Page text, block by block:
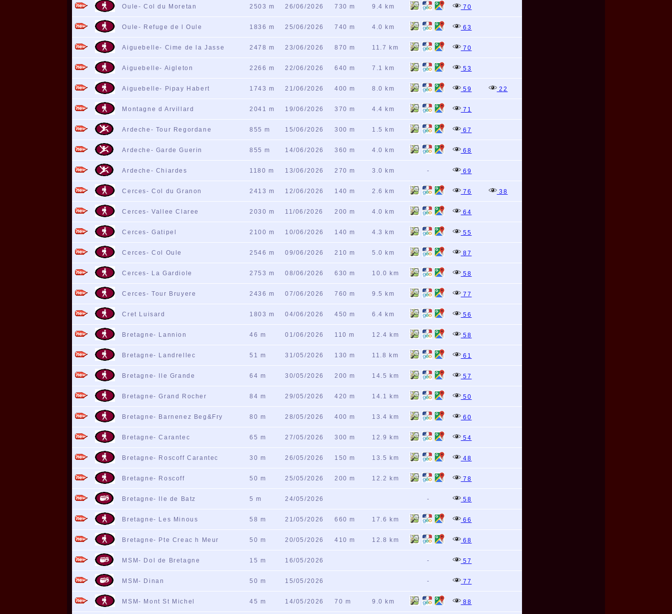
Oule- Col du Moretan 2503 m 26/06/2026 730 m 9.4 km 70
Oule- Refuge de l Oule 1836 m 25/06/2026 740 m 4.0 km 63
Aiguebelle- Cime de la Jasse 2478 m 23/06/2026 870 m 11.7 km 70
Aiguebelle- Aigleton 2266 m 22/06/2026 640 m 7.1 km 53
Aiguebelle- Pipay Habert 1743 m 21/06/2026 400 m 8.0 km 59 22
Montagne d Arvillard 2041 m 19/06/2026 370 m 4.4 km 71
Ardeche- Tour Regordane 855 m 15/06/2026 300 m 1.5 km 67
Ardeche- Garde Guerin 855 m 14/06/2026 360 m 4.0 km 68
Ardeche- Chiardes 1180 m 13/06/2026 270 m 3.0 km - 69
Cerces- Col du Granon 2413 m 12/06/2026 140 m 2.6 km 76 38
Cerces- Vallee Claree 2030 m 11/06/2026 200 m 4.0 km 64
Cerces- Gatipel 2100 m 10/06/2026 140 m 4.3 km 55
Cerces- Col Oule 2546 m 09/06/2026 210 m 5.0 km 87
Cerces- La Gardiole 2753 m 08/06/2026 630 m 10.0 km 58
Cerces- Tour Bruyere 2436 m 07/06/2026 760 m 9.5 km 77
Cret Luisard 1803 m 04/06/2026 450 m 6.4 km 56
Bretagne- Lannion 46 m 01/06/2026 110 m 12.4 km 58
Bretagne- Landrellec 51 m 31/05/2026 130 m 11.8 km 61
Bretagne- Ile Grande 64 m 30/05/2026 200 m 14.5 km 57
Bretagne- Grand Rocher 84 m 29/05/2026 420 m 14.1 km 50
Bretagne- Barnenez Beg&Fry 80 m 28/05/2026 400 m 13.4 km 60
Bretagne- Carantec 65 m 27/05/2026 300 m 12.9 km 54
Bretagne- Roscoff Carantec 30 m 26/05/2026 150 m 13.5 km 48
Bretagne- Roscoff 50 m 25/05/2026 200 m 12.2 km 78
Bretagne- Ile de Batz 5 m 24/05/2026 - 58
Bretagne- Les Minous 58 m 21/05/2026 660 m 17.6 km 66
Bretagne- Pte Creac h Meur 50 m 20/05/2026 410 m 12.8 km 68
MSM- Dol de Bretagne 15 m 16/05/2026 - 57
MSM- Dinan 50 m 15/05/2026 - 77
MSM- Mont St Michel 45 m 14/05/2026 70 m 9.0 km 88